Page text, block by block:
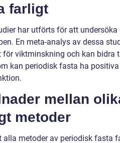
farligt
har utförts för att
En meta-analys av dessa
viktminskning och kan bidra
kan periodisk fasta ha
mellan
metoder
alla metoder av periodisk fasta